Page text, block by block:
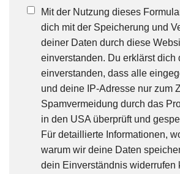
Mit der Nutzung dieses
dich mit der Speicherung und
deiner Daten durch diese
einverstanden. Du erklärst dich
einverstanden, dass alle
und deine IP-Adresse nur zum
Spamvermeidung durch das
in den USA überprüft und
Für detaillierte Informationen,
warum wir deine Daten
dein Einverständnis widerrufen